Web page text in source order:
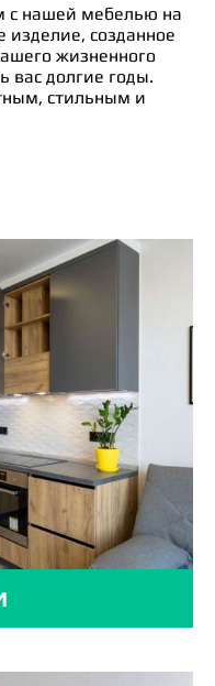
с нашей мебелью на
созданное
жизненного
вас долгие годы.
стильным и